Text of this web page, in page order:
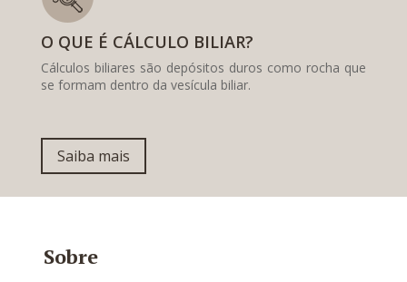
O QUE É CÁLCULO BILIAR?
Cálculos biliares são depósitos duros como rocha que
se formam dentro da vesícula biliar.
Saiba mais
Sobre